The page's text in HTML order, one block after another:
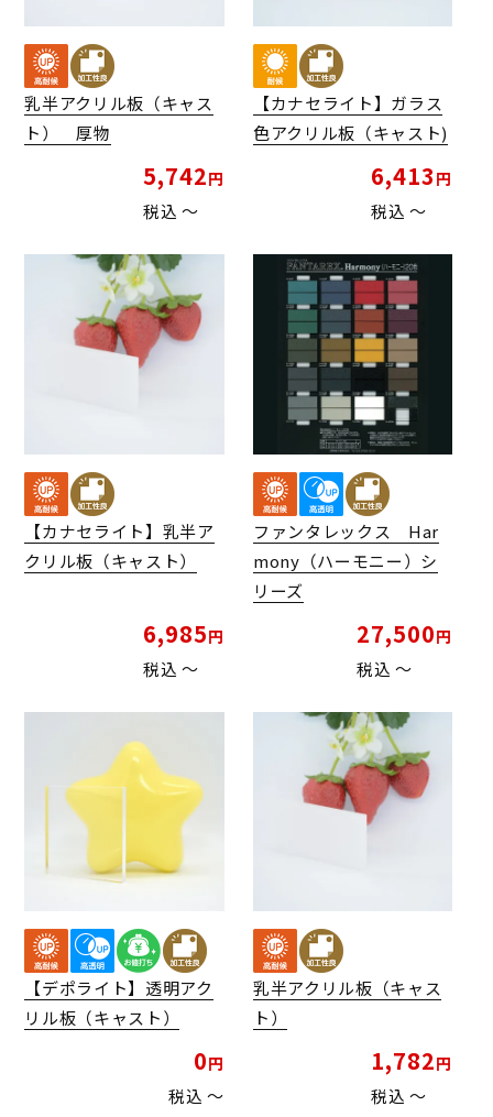
乳半アクリル板（キャス
ト） 厚物
5,742
税込 〜
【カナセライト】ガラス
色アクリル板（キャスト)
6,413
税込 〜
【カナセライト】乳半ア
クリル板（キャスト）
6,985
税込 〜
ファンタレックス Har
mony（ハーモニー）シ
リーズ
27,500
税込 〜
【デポライト】透明アク
リル板（キャスト）
0
税込 〜
乳半アクリル板（キャス
ト）
1,782
税込 〜